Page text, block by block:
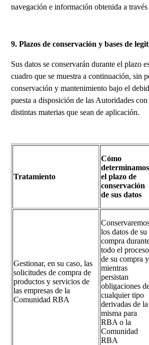
navegación e información obtenida a
9. Plazos de conservación y bases de
Sus datos se conservarán durante el plazo
cuadro que se muestra a continuación, sin
conservación y mantenimiento bajo el
puesta a disposición de las Autoridades
distintas materias que sean de aplicación.
Tratamiento
Cómo
determinamos
el plazo de
conservación
de sus datos
Gestionar, en su caso, las
solicitudes de compra de
productos y servicios de
las empresas de la
Comunidad RBA
los datos de su
compra
todo el proceso
de su compra y
mientras
persistan
obligaciones
cualquier tipo
derivadas de la
misma para
RBA o la
Comunidad
RBA